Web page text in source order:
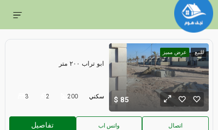
للبيع عرض مميز
85
ابو تراب ٢٠٠ متر
3 2 200 سكني
تفاصيل واتس اب اتصال